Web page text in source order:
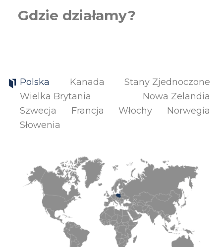
Gdzie działamy?
Polska Kanada
Stany Zjednoczone
Wielka Brytania
Nowa Zelandia
Szwecja
Francja Włochy
Norwegia
Słowenia